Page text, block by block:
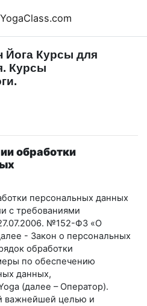
Йога Курсы для
Курсы
обработки
персональных данных
с требованиями
№152-ФЗ «О
- Закон о персональных
обработки
по обеспечению
данных,
(далее – Оператор).
важнейшей целью и